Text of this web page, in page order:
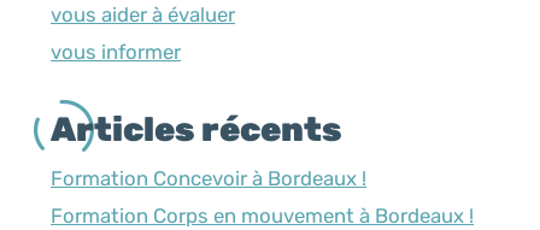
vous aider à évaluer
vous informer
Articles récents
Formation Concevoir à Bordeaux !
Formation Corps en mouvement à Bordeaux !